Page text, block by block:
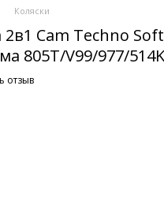
Коляски
Cam Techno
805T/V99/977/514K
отзыв